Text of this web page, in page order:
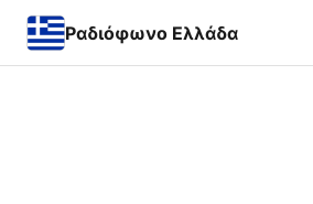
Ραδιόφωνο Ελλάδα